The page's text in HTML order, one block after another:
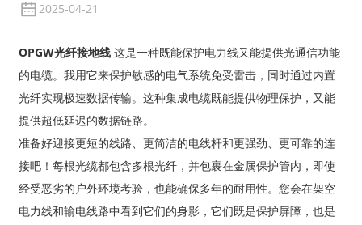
2025-04-21
OPGW光纤接地线这是一种既能保护电力线又能提供光通信功能
的电缆。我用它来保护敏感的电气系统免受雷击，同时通过内置
光纤实现极速数据传输。这种集成电缆既能提供物理保护，又能
提供超低延迟的数据链路。
准备好迎接更短的线路、更简洁的电线杆和更强劲、更可靠的连
接吧！每根光缆都包含多根光纤，并包裹在金属保护管内，即使
经受恶劣的户外环境考验，也能确保多年的耐用性。您会在架空
电力线和输电线路中看到它们的身影，它们既是保护屏障，也是